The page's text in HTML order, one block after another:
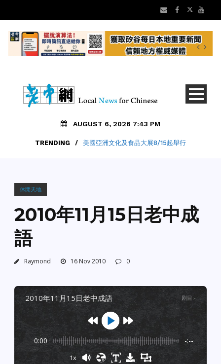
AUGUST 6, 2026 7:43 PM
TRENDING / 美國亞洲文化及食品大展8/15起舉行
休閒天地
2010年11月15日老中成
語
Raymond 16 Nov 2010 0
2010年11月15日老中成語 剧目 :-
0:00 -:--
1x